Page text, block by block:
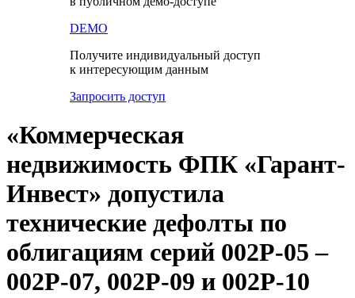
DEMO
Получите индивидуальный доступ
к интересующим данным
Запросить доступ
«Коммерческая
недвижимость ФПК «Гарант-
Инвест» допустила
технические дефолты по
облигациям серий 002Р-05 –
002Р-07, 002Р-09 и 002Р-10